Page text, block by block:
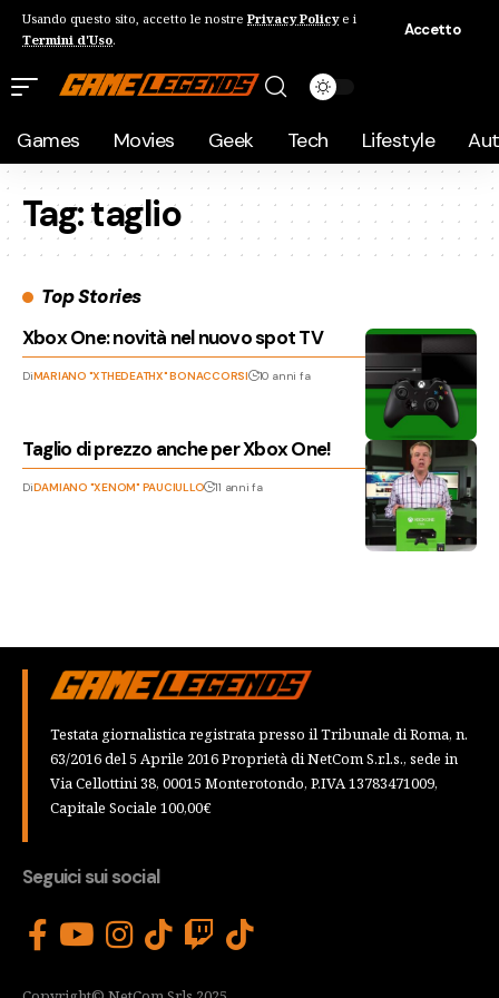
Usando questo sito, accetto le nostre Privacy Policye i
Termini d'Uso.
Accetto
Games Movies Geek Tech Lifestyle
Tag:taglio
Top Stories
Xbox One: novità nel nuovo spot TV
DiMARIANO "XTHEDEATHX" BONACCORSI 10 anni fa
Taglio di prezzo anche per Xbox One!
DiDAMIANO "XENOM" PAUCIULLO 11 anni fa
Testata giornalistica registrata presso il Tribunale di Roma, n.
63/2016 del 5 Aprile 2016 Proprietà di NetCom S.r.l.s., sede in
Via Cellottini 38, 00015 Monterotondo, P.IVA 13783471009,
Capitale Sociale 100,00€
Seguici sui social